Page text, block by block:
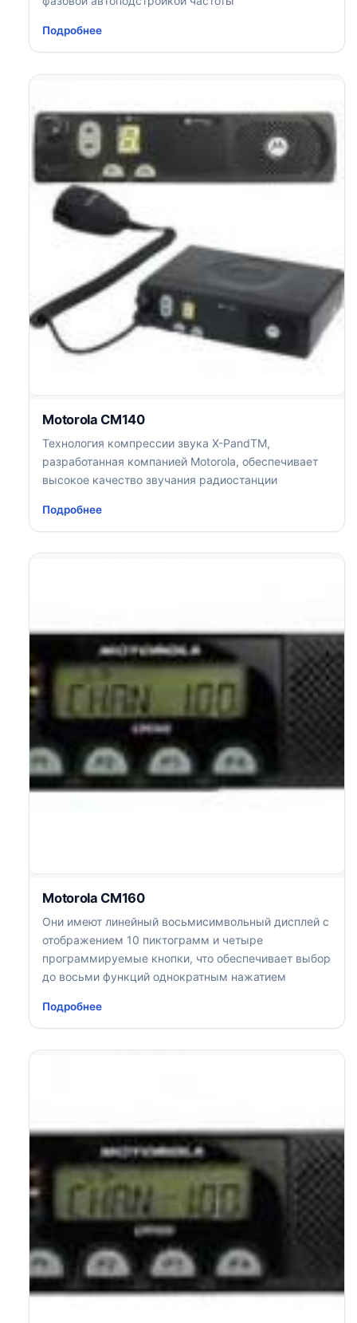
Подробнее
Motorola CM140
Технология компрессии звука X-PandTM,
разработанная компанией Motorola, обеспечивает
высокое качество звучания радиостанции
Подробнее
Motorola CM160
Они имеют линейный восьмисимвольный дисплей с
отображением 10 пиктограмм и четыре
программируемые кнопки, что обеспечивает выбор
до восьми функций однократным нажатием
Подробнее